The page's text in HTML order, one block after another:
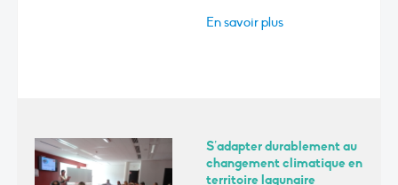
En savoir plus
S’adapter durablement au
changement climatique en
territoire lagunaire